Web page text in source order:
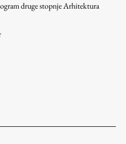
druge stopnje Arhitektura